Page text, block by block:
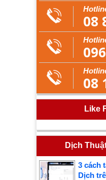
08
08
Like
Dịch
3 cách
Dịch